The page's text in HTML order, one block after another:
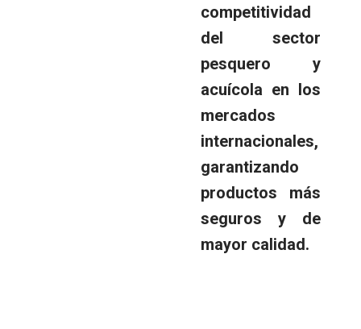
competitividad
del sector
pesquero y
acuícola en los
mercados
internacionales,
garantizando
productos más
seguros y de
mayor calidad.